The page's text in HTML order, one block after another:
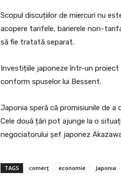
Scopul discuțiilor de miercuri nu
acopere tarifele, barierele non-
să fie tratată separat.
Investițiile japoneze într-un proiect
conform spuselor lui Bessent.
Japonia speră că promisiunile de
Cele două țări pot ajunge la o
negociatorului șef japonez
TAGS comerț economie Japonia